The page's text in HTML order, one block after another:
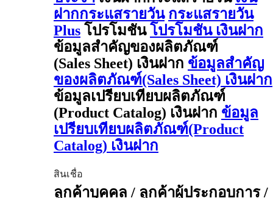
ฝากกระแสรายวัน กระแสรายวัน
Plus โปรโมชัน โปรโมชัน เงินฝาก
ข้อมูลสำคัญของผลิตภัณฑ์
(Sales Sheet) เงินฝาก ข้อมูลสำคัญ
ของผลิตภัณฑ์(Sales Sheet) เงินฝาก
ข้อมูลเปรียบเทียบผลิตภัณฑ์
(Product Catalog) เงินฝาก ข้อมูล
เปรียบเทียบผลิตภัณฑ์(Product
Catalog) เงินฝาก
สินเชื่อ
ลูกค้าบุคคล / ลูกค้าผู้ประกอบการ /